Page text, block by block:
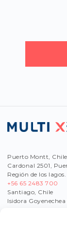
Puerto Montt, Chile
Cardonal 2501,
Región de los lagos.
+56 65 2483 700
Santiago, Chile
Isidora Goyenechea